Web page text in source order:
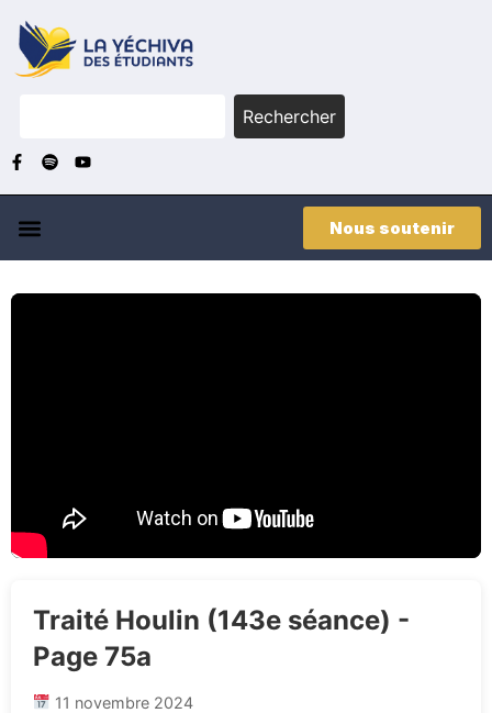
Rechercher
Nous soutenir
Traité Houlin (143e séance) -
Page 75a
11 novembre 2024